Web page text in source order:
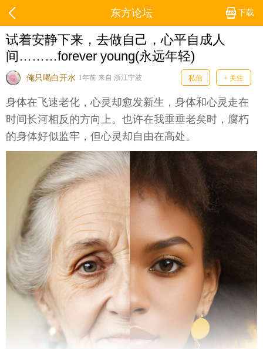
下载
东方论坛
试着安静下来，去做自己，心平自成人
间………forever young(永远年轻)
俺只喝白开水 1年前 来自 浙江宁波 私信 + 关注
身体在飞速老化，心灵却愈发新生，身体和心灵走在
时间长河相反的方向上。也许在我垂垂老矣时，腐朽
的身体好似监牢，但心灵却自由在高处。